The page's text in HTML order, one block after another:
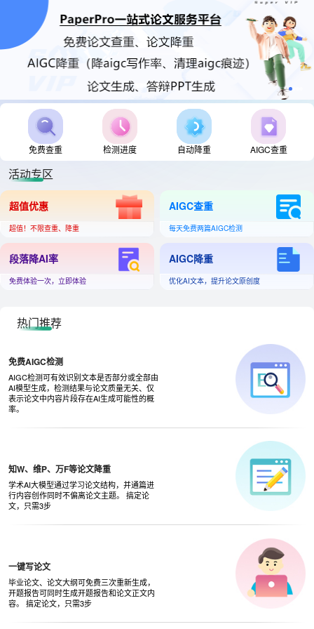
免费查重 检测进度 自动降重 AIGC查重
活动专区
超值优惠
超值！不限查重、降重
AIGC查重
每天免费两篇AIGC检测
段落降AI率
免费体验一次，立即体验
AIGC降重
优化AI文本，提升论文原创度
热门推荐
免费AIGC检测
AIGC检测可有效识别文本是否部分或全部由
AI模型生成，检测结果与论文质量无关、仅
表示论文中内容片段存在AI生成可能性的概
率。
知W、维P、万F等论文降重
学术AI大模型通过学习论文结构，并通篇进
行内容创作同时不偏离论文主题。 搞定论
文，只需3步
一键写论文
毕业论文、论文大纲可免费三次重新生成，
开题报告可同时生成开题报告和论文正文内
容。 搞定论文，只需3步